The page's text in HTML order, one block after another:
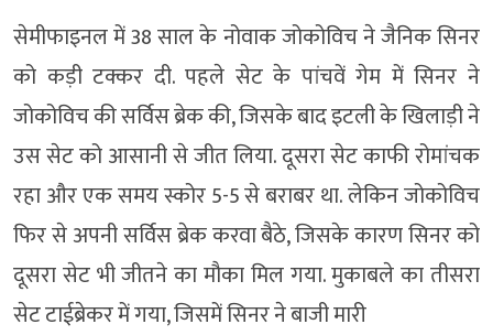
सेमीफाइनल में 38 साल के नोवाक जोकोविच ने जैनिक सिनर
को कड़ी टक्कर दी. पहले सेट के पांचवें गेम में सिनर ने
जोकोविच की सर्विस ब्रेक की, जिसके बाद इटली के खिलाड़ी ने
उस सेट को आसानी से जीत लिया. दूसरा सेट काफी रोमांचक
रहा और एक समय स्कोर 5-5 से बराबर था. लेकिन जोकोविच
फिर से अपनी सर्विस ब्रेक करवा बैठे, जिसके कारण सिनर को
दूसरा सेट भी जीतने का मौका मिल गया. मुकाबले का तीसरा
सेट टाईब्रेकर में गया, जिसमें सिनर ने बाजी मारी